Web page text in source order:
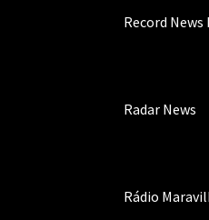
Record News
Radar News
Rádio